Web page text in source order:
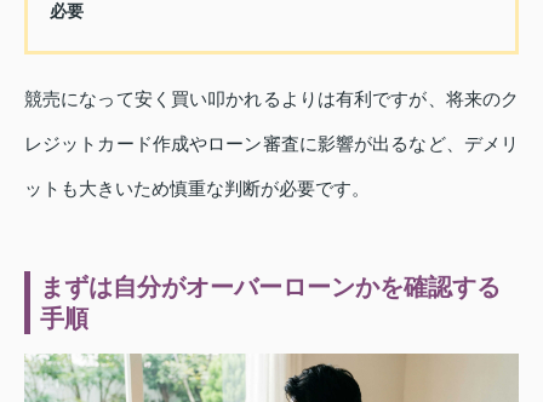
必要
競売になって安く買い叩かれるよりは有利ですが、将来のク
レジットカード作成やローン審査に影響が出るなど、デメリ
ットも大きいため慎重な判断が必要です。
まずは自分がオーバーローンかを確認する
手順